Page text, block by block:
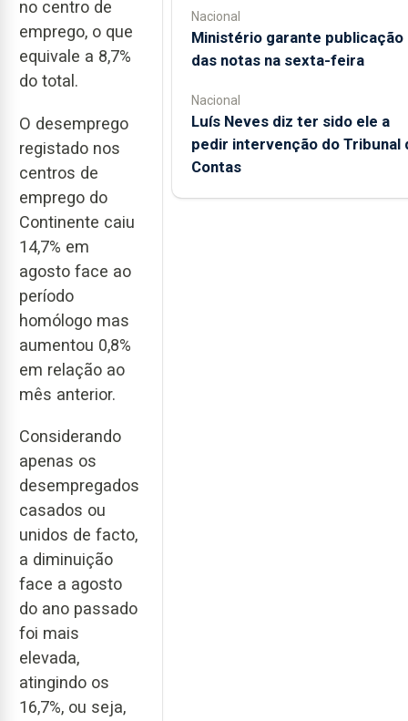
no centro de
emprego, o que
equivale a 8,7%
do total.
O desemprego
registado nos
centros de
emprego do
Continente caiu
14,7% em
agosto face ao
período
homólogo mas
aumentou 0,8%
em relação ao
mês anterior.
Considerando
apenas os
desempregados
casados ou
unidos de facto,
a diminuição
face a agosto
do ano passado
foi mais
elevada,
atingindo os
16,7%, ou seja,
Nacional
Ministério garante publicação
das notas na sexta-feira
Nacional
Luís Neves diz ter sido ele a
pedir intervenção do Tribunal
Contas